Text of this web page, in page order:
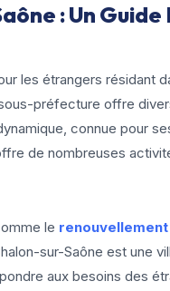
: Un
les étrangers résidant
préfecture offre
connue pour
de nombreuses
le
sur-Saône est une
aux besoins des